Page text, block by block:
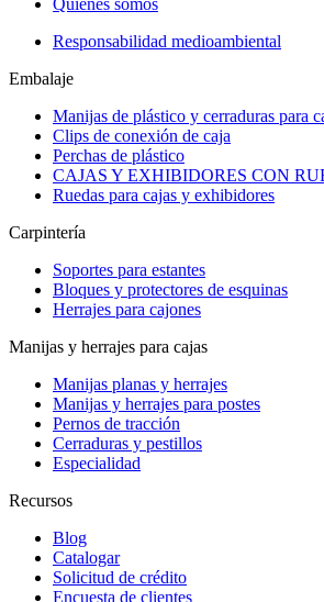
Quiénes somos
Responsabilidad medioambiental
Embalaje
Manijas de plástico y cerraduras para
Clips de conexión de caja
Perchas de plástico
CAJAS Y EXHIBIDORES CON
Ruedas para cajas y exhibidores
Carpintería
Soportes para estantes
Bloques y protectores de esquinas
Herrajes para cajones
Manijas y herrajes para cajas
Manijas planas y herrajes
Manijas y herrajes para postes
Pernos de tracción
Cerraduras y pestillos
Especialidad
Recursos
Blog
Catalogar
Solicitud de crédito
Encuesta de clientes